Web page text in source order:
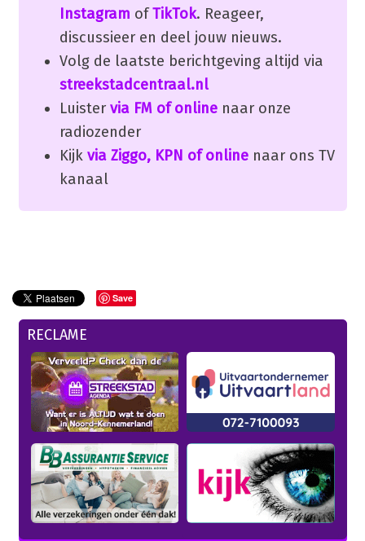
Instagram ofTikTok. Reageer,
discussieer en deel jouw nieuws.
Volg de laatste berichtgeving altijd via
streekstadcentraal.nl
Luister via FM of onlinenaar onze
radiozender
Kijk via Ziggo, KPN of onlinenaar ons TV
kanaal
Save
RECLAME